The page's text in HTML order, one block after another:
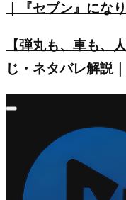
｜『セブン』にな
【弾丸も、車も、
じ・ネタバレ解説
Primary